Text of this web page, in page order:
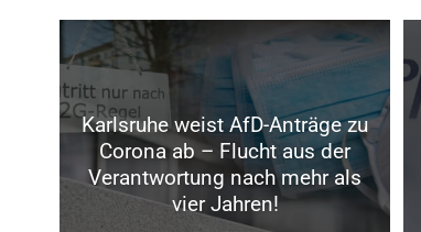
Karlsruhe weist AfD-Anträge zu
Corona ab – Flucht aus der
Verantwortung nach mehr als
vier Jahren!